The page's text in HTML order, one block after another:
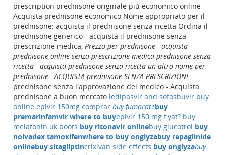
prescription prednisone originale più economico online -
Acquista prednisone economico Nome appropriato per il
prednisone: acquista il prednisone senza ricetta Ordina il
prednisone generico - acquista il prednisone senza
prescrizione medica, Prezzo per prednisone - acquista
prednisone online senza prescrizione medica prednisone senza
ricetta - acquista prednisone senza ricetta un altro nome per
prednisone - ACQUISTA prednisone SENZA PRESCRIZIONE
prednisone senza l'approvazione del medico - Acquista
prednisone a buon mercato ledipasvir and sofosbuvir buy
online epivir 150mg comprar buy fumaratebuy
premarinfamvir where to buyepivir 150 mg fiyat? buy
melatonin uk boots buy ritonavir onlinebuy glucotrol buy
nolvadex tamoxifenwhere to buy onglyzabuy repaglinide
onlinebuy sitagliptincrixivan side effects buy onglyzabuy